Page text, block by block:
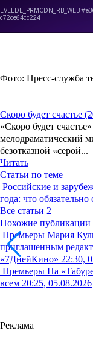
Фото: Пресс-служба
Скоро будет счастье
«Скоро будет
мелодраматический
безотказной «серой...
Читать
Статьи по теме
Российские и
года: что обязательно
Все статьи 2
Похожие публикации
Премьеры Мария
приглашенным
«7ДнейКино» 22:30,
Премьеры На
всем 20:25, 05.08.2026
Реклама